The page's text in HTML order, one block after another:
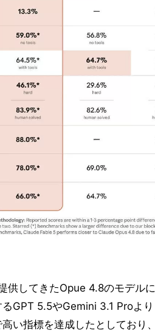
供してきたOpue 4.8のモデル
GPT 5.5やGemini 3.1 Proよ
い指標を達成したとしており